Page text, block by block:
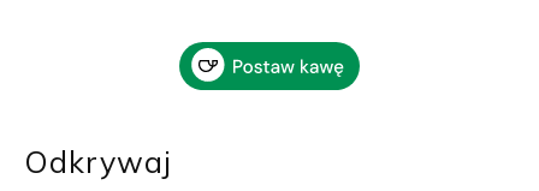
Odkrywaj